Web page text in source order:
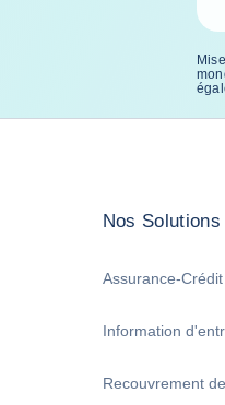
Nos Solutions
Assurance-Crédit
Information
Recouvrement